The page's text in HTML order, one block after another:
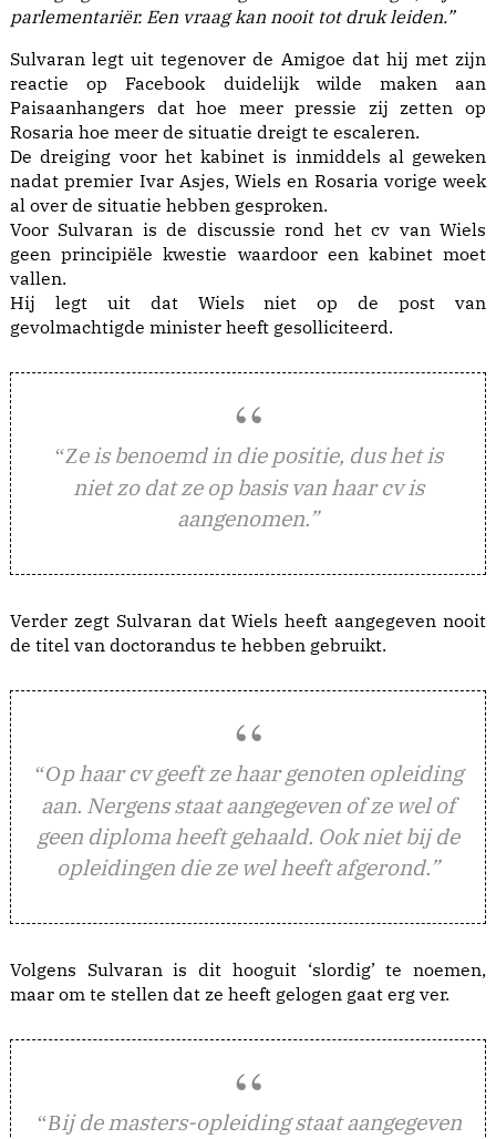
parlementariër. Een vraag kan nooit tot druk leiden.”
Sulvaran legt uit tegenover de Amigoe dat hij met zijn
reactie op Facebook duidelijk wilde maken aan
Paisaanhangers dat hoe meer pressie zij zetten op
Rosaria hoe meer de situatie dreigt te escaleren.
De dreiging voor het kabinet is inmiddels al geweken
nadat premier Ivar Asjes, Wiels en Rosaria vorige week
al over de situatie hebben gesproken.
Voor Sulvaran is de discussie rond het cv van Wiels
geen principiële kwestie waardoor een kabinet moet
vallen.
Hij legt uit dat Wiels niet op de post van
gevolmachtigde minister heeft gesolliciteerd.
“Ze is benoemd in die positie, dus het is
niet zo dat ze op basis van haar cv is
aangenomen.”
Verder zegt Sulvaran dat Wiels heeft aangegeven nooit
de titel van doctorandus te hebben gebruikt.
“Op haar cv geeft ze haar genoten opleiding
aan. Nergens staat aangegeven of ze wel of
geen diploma heeft gehaald. Ook niet bij de
opleidingen die ze wel heeft afgerond.”
Volgens Sulvaran is dit hooguit ‘slordig’ te noemen,
maar om te stellen dat ze heeft gelogen gaat erg ver.
“Bij de masters-opleiding staat aangegeven